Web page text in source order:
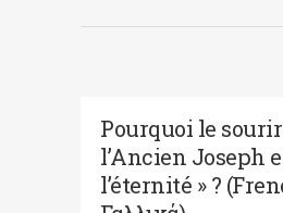
Pourquoi le
l’Ancien Joseph
l’éternité » ?